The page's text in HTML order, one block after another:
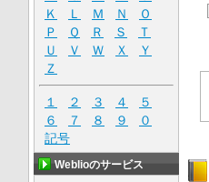
Ｋ
Ｌ Ｍ Ｎ
Ｏ
Ｐ
Ｑ Ｒ Ｓ
Ｔ
Ｕ
Ｖ Ｗ Ｘ
Ｙ
Ｚ
１ ２ ３ ４
５
６
７ ８ ９
０
記号
Weblioのサービス